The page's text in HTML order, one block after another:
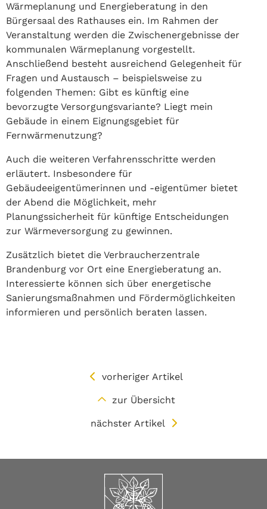
Wärmeplanung und Energieberatung in den
Bürgersaal des Rathauses ein. Im Rahmen der
Veranstaltung werden die Zwischenergebnisse der
kommunalen Wärmeplanung vorgestellt.
Anschließend besteht ausreichend Gelegenheit für
Fragen und Austausch – beispielsweise zu
folgenden Themen: Gibt es künftig eine
bevorzugte Versorgungsvariante? Liegt mein
Gebäude in einem Eignungsgebiet für
Fernwärmenutzung?
Auch die weiteren Verfahrensschritte werden
erläutert. Insbesondere für
Gebäudeeigentümerinnen und -eigentümer bietet
der Abend die Möglichkeit, mehr
Planungssicherheit für künftige Entscheidungen
zur Wärmeversorgung zu gewinnen.
Zusätzlich bietet die Verbraucherzentrale
Brandenburg vor Ort eine Energieberatung an.
Interessierte können sich über energetische
Sanierungsmaßnahmen und Fördermöglichkeiten
informieren und persönlich beraten lassen.
vorheriger Artikel
zur Übersicht
nächster Artikel